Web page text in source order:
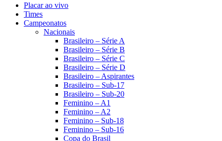
Placar ao vivo
Times
Campeonatos
Nacionais
Brasileiro – Série A
Brasileiro – Série B
Brasileiro – Série C
Brasileiro – Série D
Brasileiro – Aspirantes
Brasileiro – Sub-17
Brasileiro – Sub-20
Feminino – A1
Feminino – A2
Feminino – Sub-18
Feminino – Sub-16
Copa do Brasil